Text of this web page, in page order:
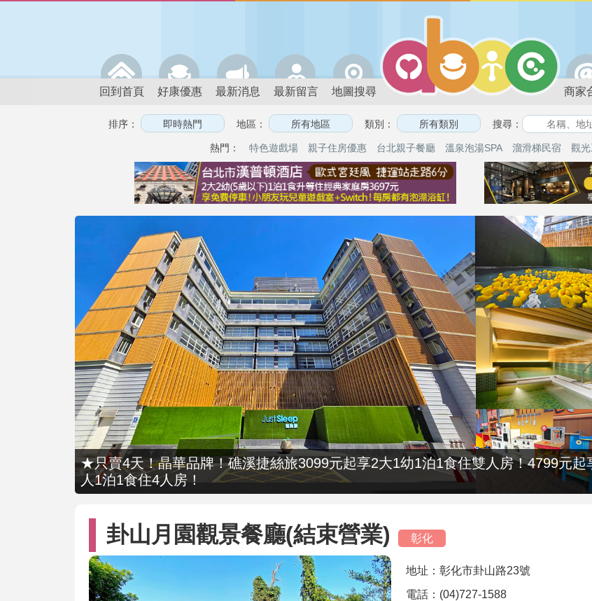
回到首頁 好康優惠 最新消息 最新留言 地圖搜尋 商家
排序： 地區： 類別： 搜尋：
熱門： 特色遊戲場 親子住房優惠 台北親子餐廳 溫泉泡湯SPA 溜滑梯民宿 觀
★只賣4天！晶華品牌！礁溪捷絲旅3099元起享2大1幼1泊1食住雙人房！4799元起
人1泊1食住4人房！
卦山月園觀景餐廳(結束營業) 彰化
地址：彰化市卦山路23號
電話：(04)727-1588